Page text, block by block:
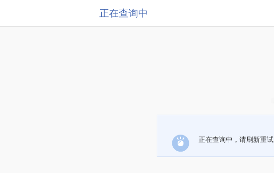
正在查询中
正在查询中，请刷新重试